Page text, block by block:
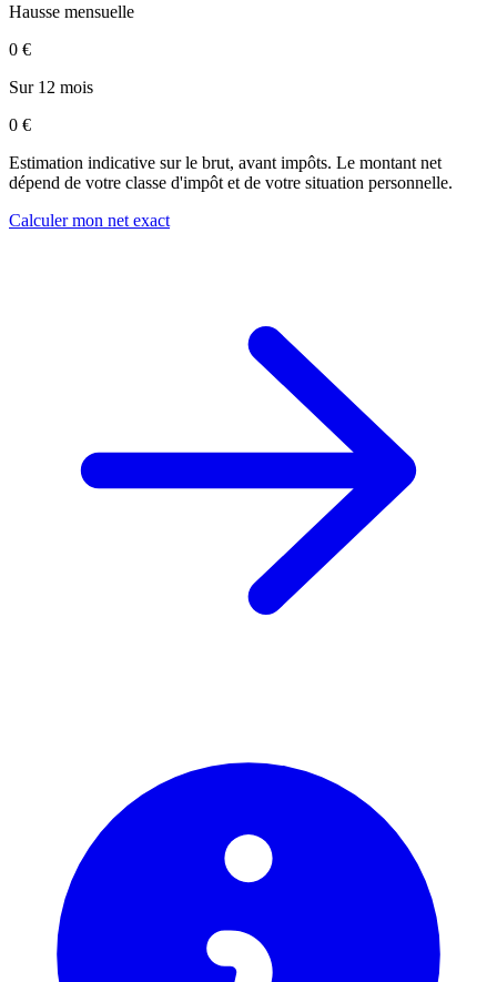
Hausse mensuelle
0 €
Sur 12 mois
0 €
Estimation indicative sur le brut, avant impôts. Le montant net
dépend de votre classe d'impôt et de votre situation personnelle.
Calculer mon net exact